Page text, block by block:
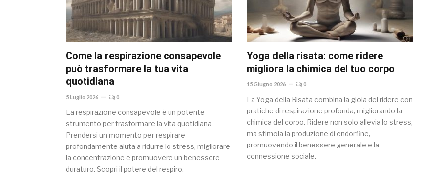
Come la respirazione consapevole
può trasformare la tua vita
quotidiana
5 Luglio 2026 0
La respirazione consapevole è un potente
strumento per trasformare la vita quotidiana.
Prendersi un momento per respirare
profondamente aiuta a ridurre lo stress, migliorare
la concentrazione e promuovere un benessere
duraturo. Scopri il potere del respiro.
Yoga della risata: come ridere
migliora la chimica del tuo corpo
15 Giugno 2026 0
La Yoga della Risata combina la gioia del ridere con
pratiche di respirazione profonda, migliorando la
chimica del corpo. Ridere non solo allevia lo stress,
ma stimola la produzione di endorfine,
promuovendo il benessere generale e la
connessione sociale.